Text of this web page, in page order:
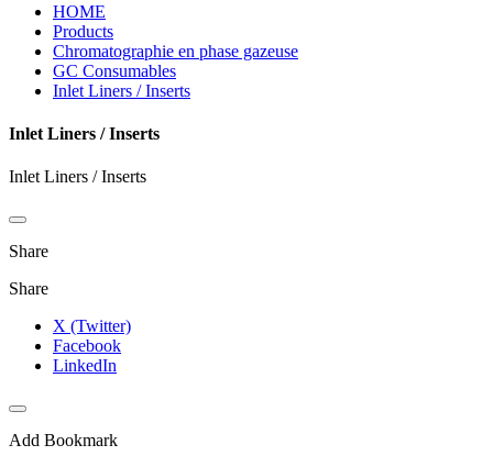
HOME
Products
Chromatographie en phase gazeuse
GC Consumables
Inlet Liners / Inserts
Inlet Liners / Inserts
Inlet Liners / Inserts
Share
Share
X (Twitter)
Facebook
LinkedIn
Add Bookmark